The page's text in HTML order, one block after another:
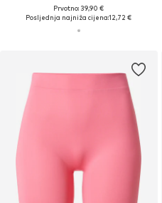
Prvotno: 39,90 €
Posljednja najniža cijena:12,72 €